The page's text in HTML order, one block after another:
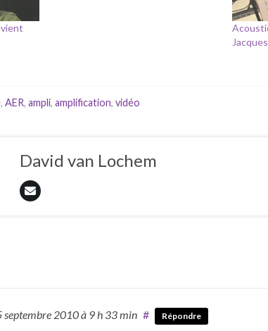
, AER, ampli, amplification, vidéo
David van Lochem
septembre 2010à 9 h 33 min # Répondre